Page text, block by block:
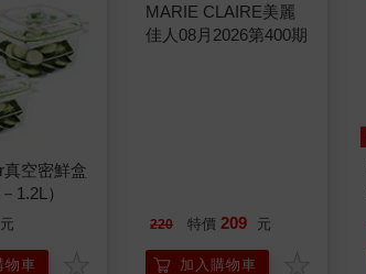
真空密鮮盒
1.2L）
元
物車
220 特價 209 元
加入購物車